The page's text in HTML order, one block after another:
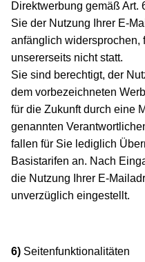
Direktwerbung gemäß Art.
Sie der Nutzung Ihrer E-
anfänglich widersprochen,
unsererseits nicht statt.
Sie sind berechtigt, der
dem vorbezeichneten
für die Zukunft durch eine
genannten
fallen für Sie lediglich
Basistarifen an. Nach
die Nutzung Ihrer E-
unverzüglich eingestellt.
6) Seitenfunktionalitäten